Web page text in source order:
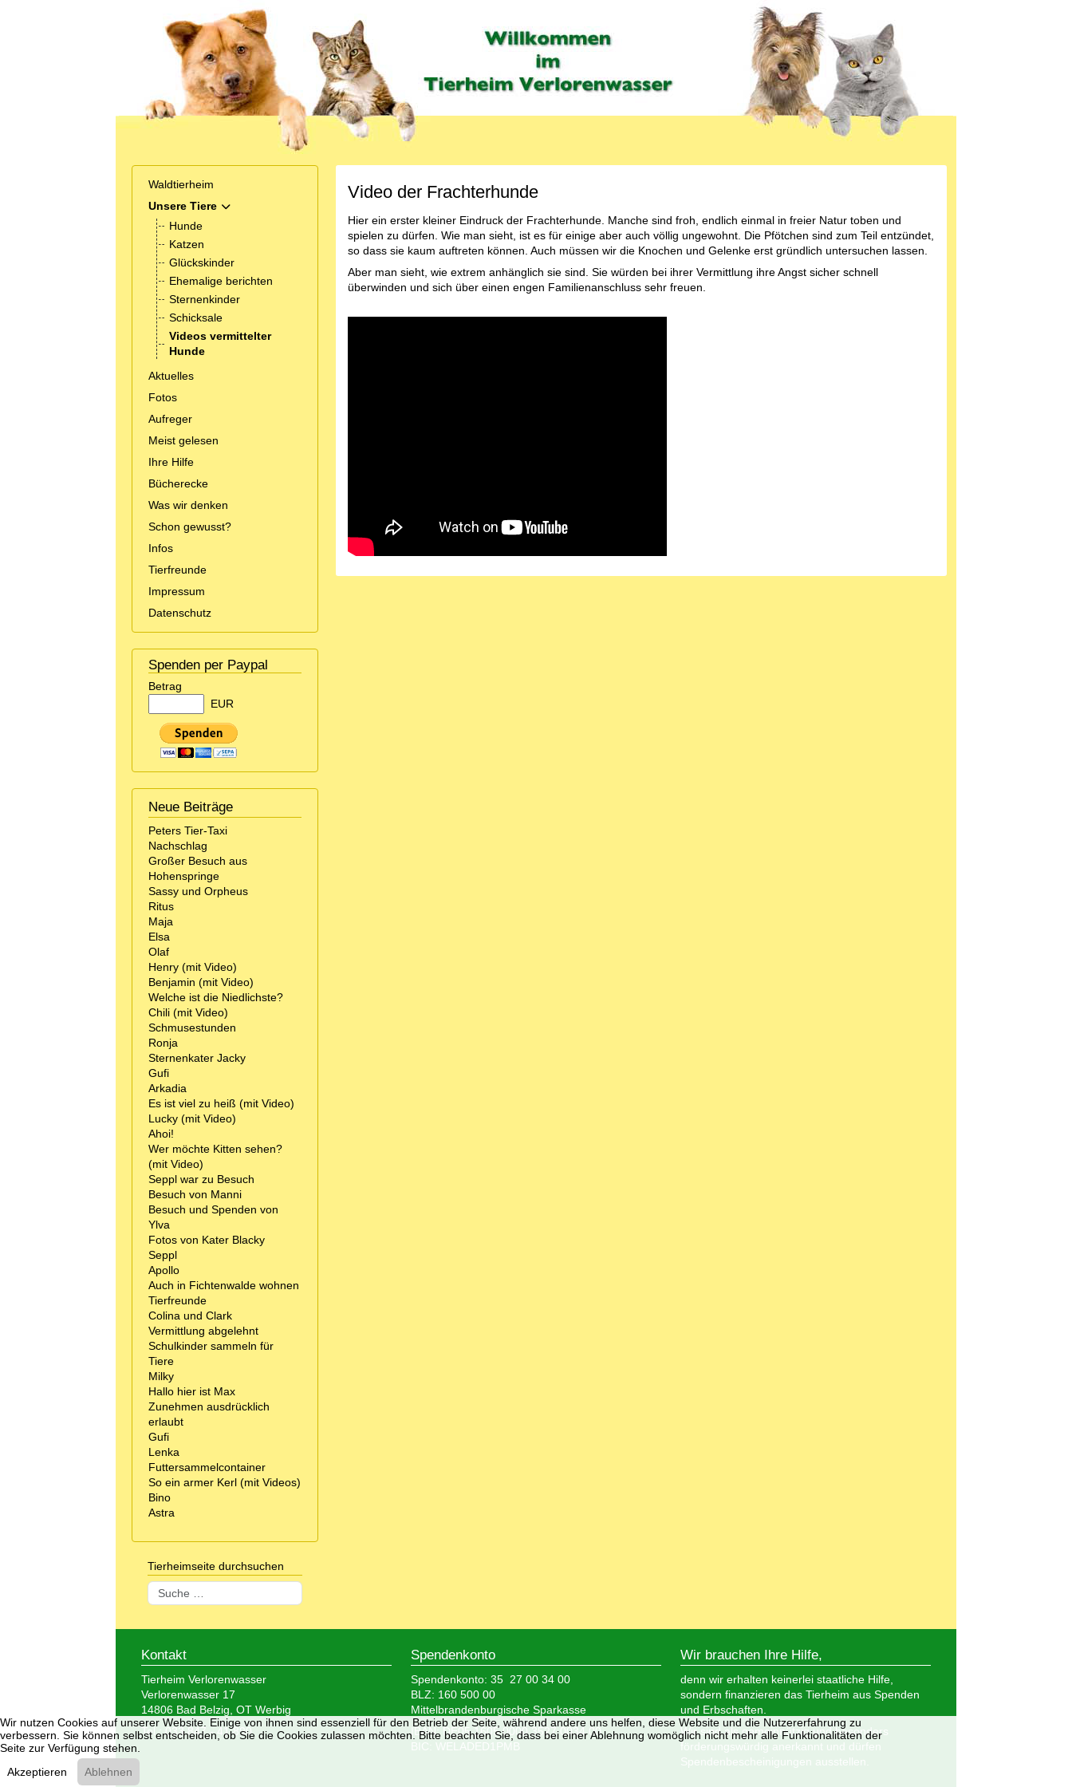
Waldtierheim
Unsere Tiere
MOD_MENU_TOGGLE_SUBMENU_LABEL
Hunde
Katzen
Glückskinder
Ehemalige berichten
Sternenkinder
Schicksale
Videos vermittelter
Hunde
Aktuelles
Fotos
Aufreger
Meist gelesen
Ihre Hilfe
Bücherecke
Was wir denken
Schon gewusst?
Infos
Tierfreunde
Impressum
Datenschutz
Spenden per Paypal
Betrag
EUR
Neue Beiträge
Peters Tier-Taxi
Nachschlag
Großer Besuch aus
Hohenspringe
Sassy und Orpheus
Ritus
Maja
Elsa
Olaf
Henry (mit Video)
Benjamin (mit Video)
Welche ist die Niedlichste?
Chili (mit Video)
Schmusestunden
Ronja
Sternenkater Jacky
Gufi
Arkadia
Es ist viel zu heiß (mit Video)
Lucky (mit Video)
Ahoi!
Wer möchte Kitten sehen?
(mit Video)
Seppl war zu Besuch
Besuch von Manni
Besuch und Spenden von
Ylva
Fotos von Kater Blacky
Seppl
Apollo
Auch in Fichtenwalde wohnen
Tierfreunde
Colina und Clark
Vermittlung abgelehnt
Schulkinder sammeln für
Tiere
Milky
Hallo hier ist Max
Zunehmen ausdrücklich
erlaubt
Gufi
Lenka
Futtersammelcontainer
So ein armer Kerl (mit Videos)
Bino
Astra
Tierheimseite durchsuchen
Suchen
Video der Frachterhunde
Hier ein erster kleiner Eindruck der Frachterhunde. Manche sind froh, endlich einmal in freier Natur toben und
spielen zu dürfen. Wie man sieht, ist es für einige aber auch völlig ungewohnt. Die Pfötchen sind zum Teil entzündet,
so dass sie kaum auftreten können. Auch müssen wir die Knochen und Gelenke erst gründlich untersuchen lassen.
Aber man sieht, wie extrem anhänglich sie sind. Sie würden bei ihrer Vermittlung ihre Angst sicher schnell
überwinden und sich über einen engen Familienanschluss sehr freuen.
Kontakt
Tierheim Verlorenwasser
Verlorenwasser 17
14806 Bad Belzig, OT Werbig
Tel.: 033 847 - 41 890
Spendenkonto
Spendenkonto: 35 27 00 34 00
BLZ: 160 500 00
Mittelbrandenburgische Sparkasse
IBAN: DE05 1605 0000 3527 0034 00
BIC: WELADED1PMB
Wir brauchen Ihre Hilfe,
denn wir erhalten keinerlei staatliche Hilfe,
sondern finanzieren das Tierheim aus Spenden
und Erbschaften.
Wir sind als gemeinnützig und besonders
förderungswürdig anerkannt und dürfen
Spendenbescheinigungen ausstellen.
Wir nutzen Cookies auf unserer Website. Einige von ihnen sind essenziell für den Betrieb der Seite, während andere uns helfen, diese Website und die Nutzererfahrung zu
verbessern. Sie können selbst entscheiden, ob Sie die Cookies zulassen möchten. Bitte beachten Sie, dass bei einer Ablehnung womöglich nicht mehr alle Funktionalitäten der
Seite zur Verfügung stehen.
Akzeptieren
Ablehnen